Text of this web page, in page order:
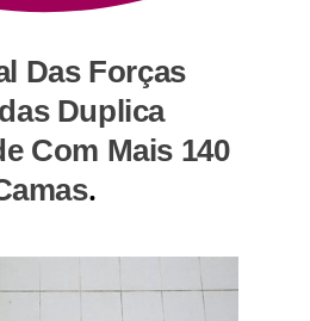
Das Forças
Duplica
Com Mais 140
.